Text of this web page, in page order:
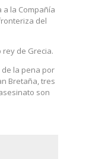
a la Compañía
del
rey de Grecia.
de la pena por
Bretaña, tres
son